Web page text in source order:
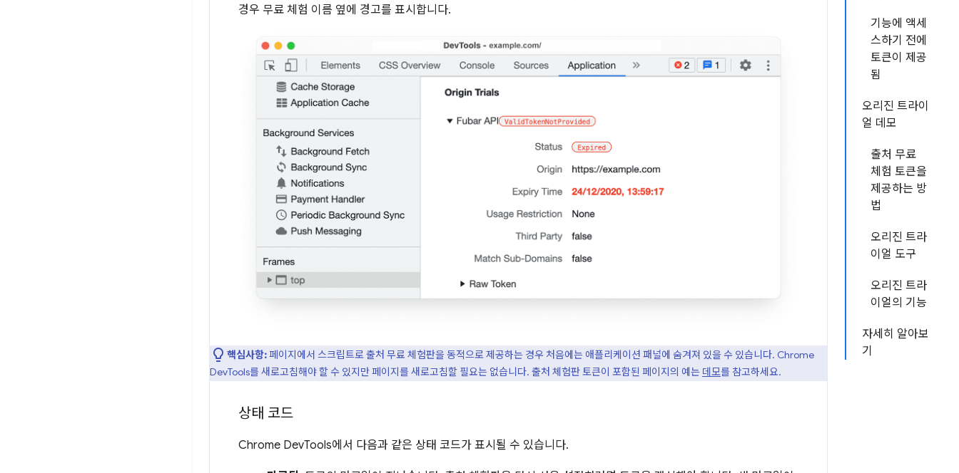
기능에 액세
스하기 전에
토큰이 제공
됨
오리진 트라이
얼 데모
출처 무료
체험 토큰을
제공하는 방
법
오리진 트라
이얼 도구
오리진 트라
이얼의 기능
자세히 알아보
기
경우 무료 체험 이름 옆에 경고를 표시합니다.
핵심사항:페이지에서 스크립트로 출처 무료 체험판을 동적으로 제공하는 경우 처음에는 애플리케이션 패널에 숨겨져 있을 수 있습니다. Chrome
DevTools를 새로고침해야 할 수 있지만 페이지를 새로고침할 필요는 없습니다. 출처 체험판 토큰이 포함된 페이지의 예는 데모를 참고하세요.
상태 코드
Chrome DevTools에서 다음과 같은 상태 코드가 표시될 수 있습니다.